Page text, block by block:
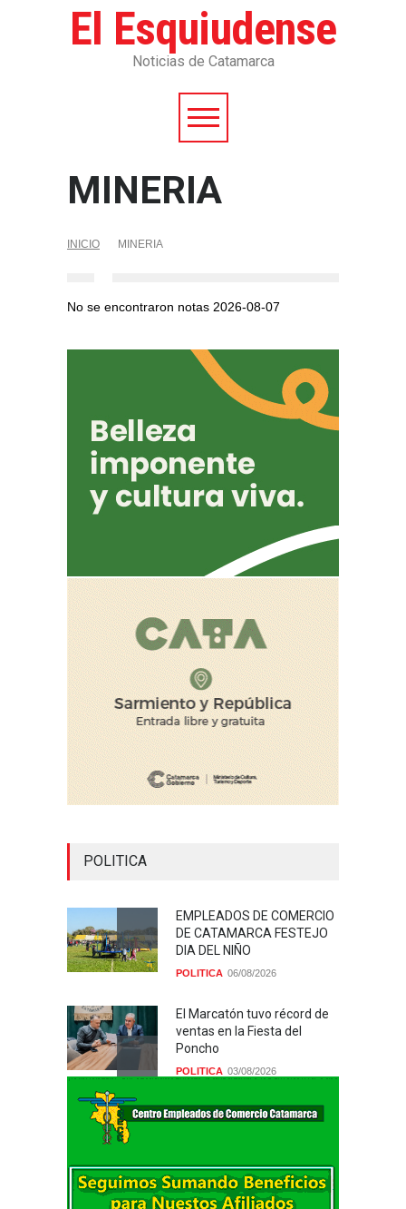
El Esquiudense
Noticias de Catamarca
MINERIA
INICIO MINERIA
No se encontraron notas 2026-08-07
POLITICA
EMPLEADOS DE COMERCIO
DE CATAMARCA FESTEJO
DIA DEL NIÑO
POLITICA 06/08/2026
El Marcatón tuvo récord de
ventas en la Fiesta del
Poncho
POLITICA 03/08/2026